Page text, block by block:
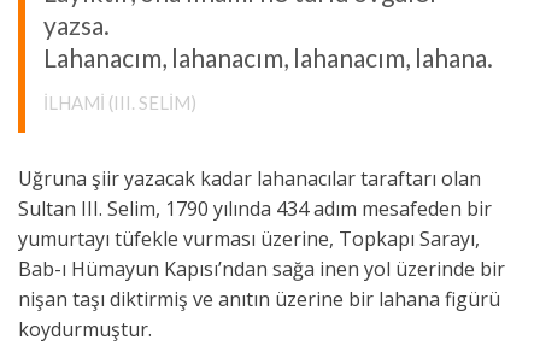
yazsa.
Lahanacım, lahanacım, lahanacım, lahana.
İLHAMI (III. SELIM)
Uğruna şiir yazacak kadar lahanacılar taraftarı olan
Sultan III. Selim, 1790 yılında 434 adım mesafeden bir
yumurtayı tüfekle vurması üzerine, Topkapı Sarayı,
Bab-ı Hümayun Kapısı’ndan sağa inen yol üzerinde bir
nişan taşı diktirmiş ve anıtın üzerine bir lahana figürü
koydurmuştur.